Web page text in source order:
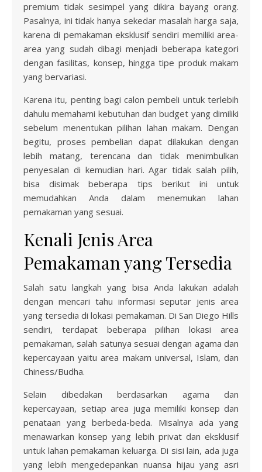
premium tidak sesimpel yang dikira bayang orang.
Pasalnya, ini tidak hanya sekedar masalah harga saja,
karena di pemakaman eksklusif sendiri memiliki area-
area yang sudah dibagi menjadi beberapa kategori
dengan fasilitas, konsep, hingga tipe produk makam
yang bervariasi.
Karena itu, penting bagi calon pembeli untuk terlebih
dahulu memahami kebutuhan dan budget yang dimiliki
sebelum menentukan pilihan lahan makam. Dengan
begitu, proses pembelian dapat dilakukan dengan
lebih matang, terencana dan tidak menimbulkan
penyesalan di kemudian hari. Agar tidak salah pilih,
bisa disimak beberapa tips berikut ini untuk
memudahkan Anda dalam menemukan lahan
pemakaman yang sesuai.
Kenali Jenis Area
Pemakaman yang Tersedia
Salah satu langkah yang bisa Anda lakukan adalah
dengan mencari tahu informasi seputar jenis area
yang tersedia di lokasi pemakaman. Di San Diego Hills
sendiri, terdapat beberapa pilihan lokasi area
pemakaman, salah satunya sesuai dengan agama dan
kepercayaan yaitu area makam universal, Islam, dan
Chiness/Budha.
Selain dibedakan berdasarkan agama dan
kepercayaan, setiap area juga memiliki konsep dan
penataan yang berbeda-beda. Misalnya ada yang
menawarkan konsep yang lebih privat dan eksklusif
untuk lahan pemakaman keluarga. Di sisi lain, ada juga
yang lebih mengedepankan nuansa hijau yang asri